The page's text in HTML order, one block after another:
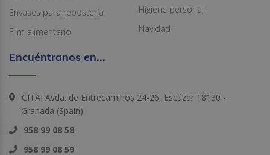
Envases para repostería
Film alimentario
Higiene personal
Navidad
Encuéntranos en...
CITAI Avda. de Entrecaminos 24-26, Escúzar 18130 -
Granada (Spain)
958 99 08 58
958 99 08 59